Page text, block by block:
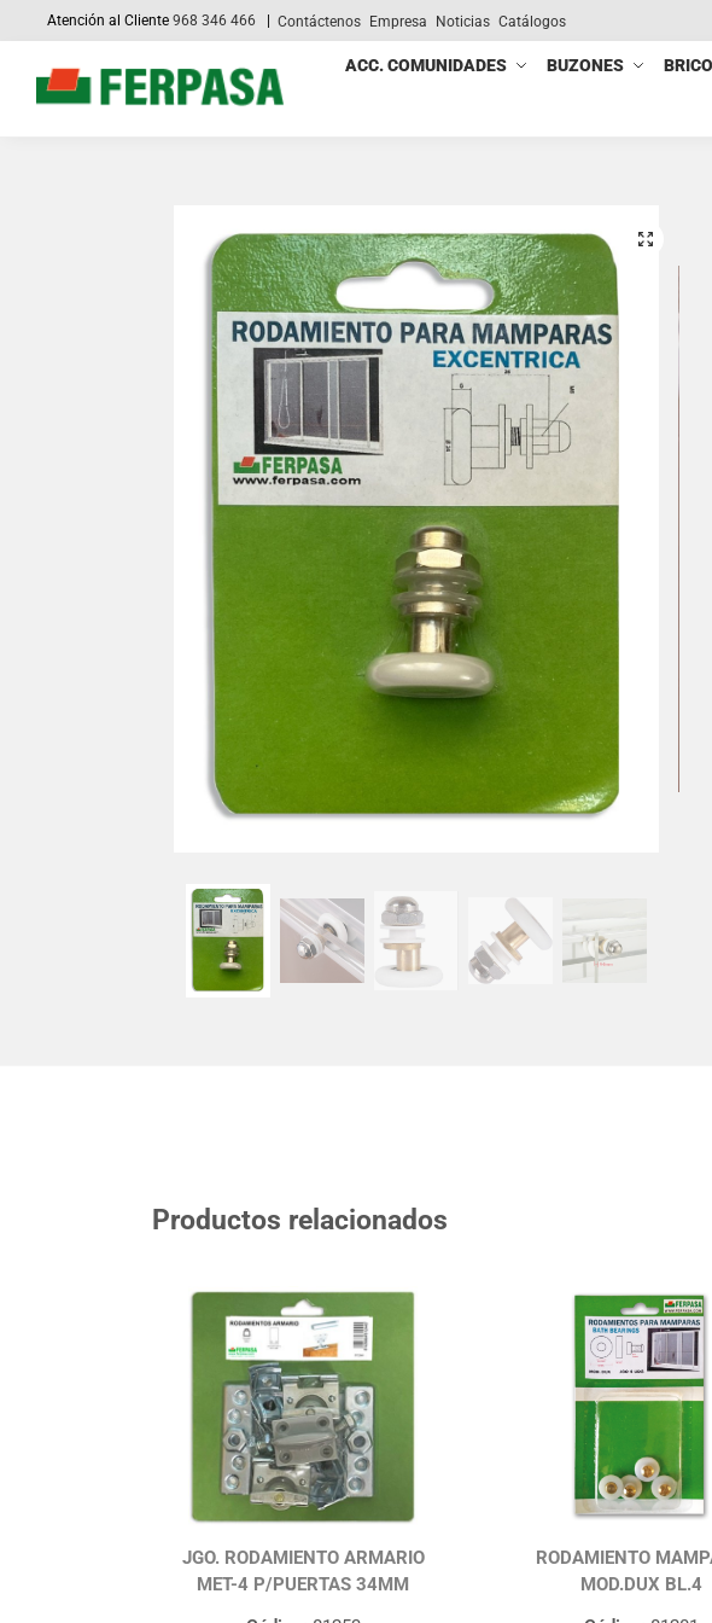
Atención al Cliente968 346 466 Contáctenos Empresa Noticias Catálogos
ACC. COMUNIDADES BUZONES
Search
Productos relacionados
JGO. RODAMIENTO ARMARIO
MET-4 P/PUERTAS 34MM
RODAMIENTO
MOD.DUX BL.4